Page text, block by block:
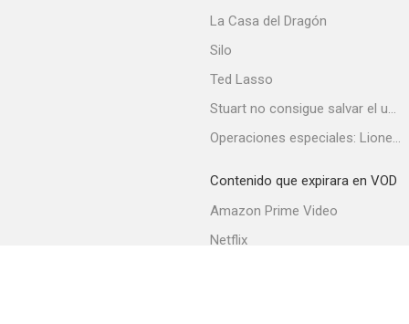
La Casa del Dragón
Silo
Ted Lasso
Stuart no consigue salvar el universo
Operaciones especiales: Lioness
Contenido que expirara en VOD
Amazon Prime Video
Netflix